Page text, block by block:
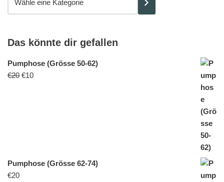
Das könnte dir gefallen
Pumphose (Grösse 50-62)
€20 €10
Pumphose (Grösse 62-74)
€20